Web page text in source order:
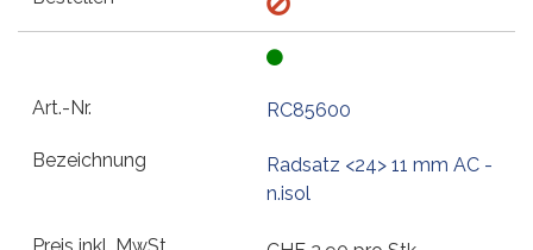
RC85600
Radsatz <24> 11 mm AC -
n.isol